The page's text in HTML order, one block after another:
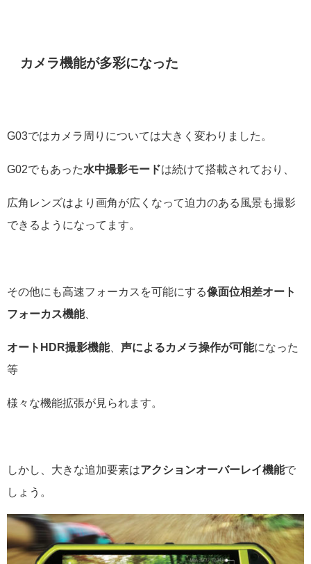
カメラ機能が多彩になった
G03ではカメラ周りについては大きく変わりました。
G02でもあった水中撮影モードは続けて搭載されており、
広角レンズはより画角が広くなって迫力のある風景も撮影
できるようになってます。
その他にも高速フォーカスを可能にする像面位相差オート
フォーカス機能、
オートHDR撮影機能、 声によるカメラ操作が可能になった
等
様々な機能拡張が見られます。
しかし、大きな追加要素はアクションオーバーレイ機能で
しょう。